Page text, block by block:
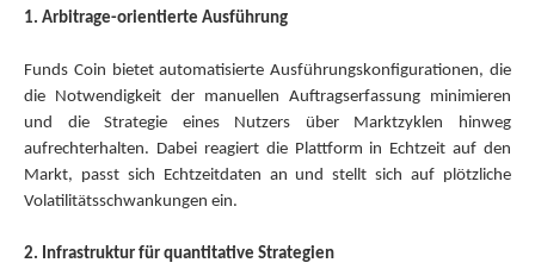
1. Arbitrage-orientierte Ausführung
Funds Coin bietet automatisierte Ausführungskonfigurationen, die
die Notwendigkeit der manuellen Auftragserfassung minimieren
und die Strategie eines Nutzers über Marktzyklen hinweg
aufrechterhalten. Dabei reagiert die Plattform in Echtzeit auf den
Markt, passt sich Echtzeitdaten an und stellt sich auf plötzliche
Volatilitätsschwankungen ein.
2. Infrastruktur für quantitative Strategien